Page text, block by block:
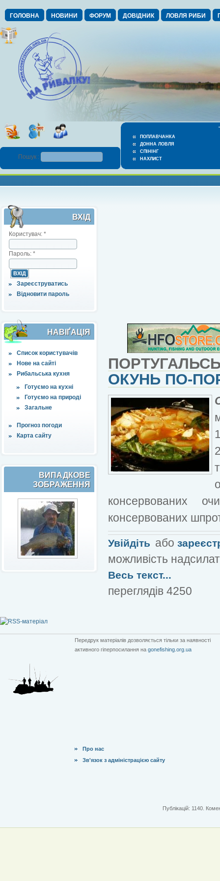
ГОЛОВНА НОВИНИ ФОРУМ ДОВІДНИК ЛОВЛЯ РИБИ
ПОПЛАВЧАНКА
ДОННА ЛОВЛЯ
СПІНІНГ
НАХЛИСТ
Пошук :
ВХІД
Користувач: *
Пароль: *
Зареєструватись
Відновити пароль
НАВІҐАЦІЯ
Список користувачів
Нове на сайті
Рибальська кухня
Готуємо на кухні
Готуємо на природі
Загальне
Прогноз погоди
Карта сайту
ВИПАДКОВЕ
ЗОБРАЖЕННЯ
ОКУНЬ ПО-
консервованих
консервованих
Увійдіть або
можливість
Весь текст...
переглядів 4250
Передрук матеріалів дозволяється тільки за наявності
активного гіперпосилання на gonefishing.org.ua
Про нас
Зв'язок з адміністрацією сайту
Публікацій: 1140.